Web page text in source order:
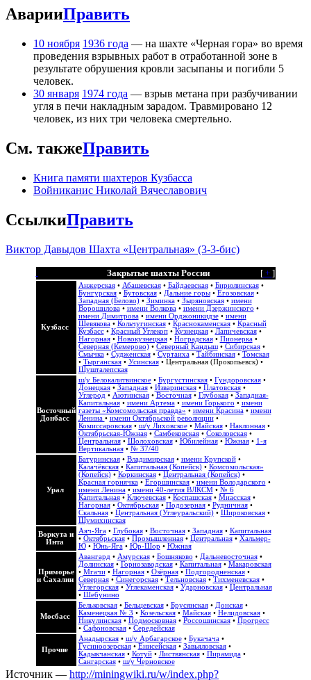
АварииПравить
10 ноября 1936 года — на шахте «Черная гора» во время
проведения взрывных работ в отработанной зоне в
результате обрушения кровли засыпаны и погибли 5
человек.
30 января 1974 года — взрыв метана при разбучивании
угля в печи накладным зарадом. Травмировано 12
человек, из них три человека смертельно.
См. такжеПравить
Книга памяти шахтеров Кузбасса
Войниканис Николай Вячеславович
СсылкиПравить
Виктор Давыдов Шахта «Центральная» (3-3-бис)
[+ ]
Закрытые шахты России
Кузбасс
Анжерская• Абашевская• Байдаевская• Бирюлинская•
Бунгурская• Бутовская• Дальние горы• Егозовская•
Западная (Белово)• Зиминка• Зыряновская• имени
Ворошилова• имени Волкова• имени Дзержинского •
имени Димитрова• имени Орджоникидзе• имени
Шевякова• Кольчугинская• Краснокаменская• Красный
Кузбасс• Красный Углекоп• Кузнецкая• Лапичевская•
Нагорная• Новокузнецкая• Ноградская• Пионерка•
Северная (Кемерово)• Северный Кандыш• Сибирская•
Смычка• Судженская• Суртаиха• Тайбинская• Томская
• Тырганская• Усинская• Центральная (Прокопьевск)•
Шушталепская
Восточный
Донбасс
ш/у Белокалитвинское• Бургустинская• Гундоровская•
Донецкая• Западная• Изваринская• Платовская•
Углерод • Аютинская• Восточная• Глубокая• Западная-
Капитальная• имени Артема• имени Горького • имени
газеты «Комсомольская правда» • имени Красина• имени
Ленина • имени Октябрьской революции•
Комиссаровская• ш/у Лиховское• Майская• Наклонная•
Октябрьская-Южная• Самбековская• Соколовская•
Центральная• Шолоховская• Юбилейная• Южная• 1-я
Вертикальная• № 37/40
Урал
Батуринская• Владимирская• имени Крупской•
Калачёвская• Капитальная (Копейск)• Комсомольская»
(Копейск)• Коркинская• Центральная (Копейск)•
Красная горнячка• Егоршинская• имени Володарского •
имени Ленина• имени 40-летия ВЛКСМ• № 6
Капитальная• Ключевская• Коспашская• Миасская•
Нагорная• Октябрьская• Подозерная• Рудничная•
Скальная• Центральная (Углеуральский)• Широковская•
Шумихинская
Воркута и
Инта
Аяч-Яга• Глубокая• Восточная• Западная• Капитальная
• Октябрьская• Промышленная• Центральная• Хальмер-
Ю• Юнь-Яга• Юр-Шор • Южная
Приморье
и Сахалин
Авангард • Амурская• Бошняково • Дальневосточная•
Долинская• Горнозаводская• Капитальная• Макаровская
• Мгачи• Нагорная• Озёрная• Подгородненская•
Северная• Синегорская• Тельновская• Тихменевская•
Углегорская• Углекаменская• Ударновская• Центральная
• Шебунино
Мосбасс
Бельковская• Бельцевская• Брусянская• Донская•
Каменецкая № 3 • Козельская• Майская• Нелидовская•
Никулинская• Подмосковная• Россошинская• Прогресс
• Сафоновская• Середейская
Прочие
Анадырская• ш/у Арбагарское• Букачача•
Гусиноозерская• Енисейская• Завьяловская•
Кадыкчанская• Котуй• Листвянская• Пирамида•
Сангарская• ш/у Черновское
Источник — http://miningwiki.ru/w/index.php?